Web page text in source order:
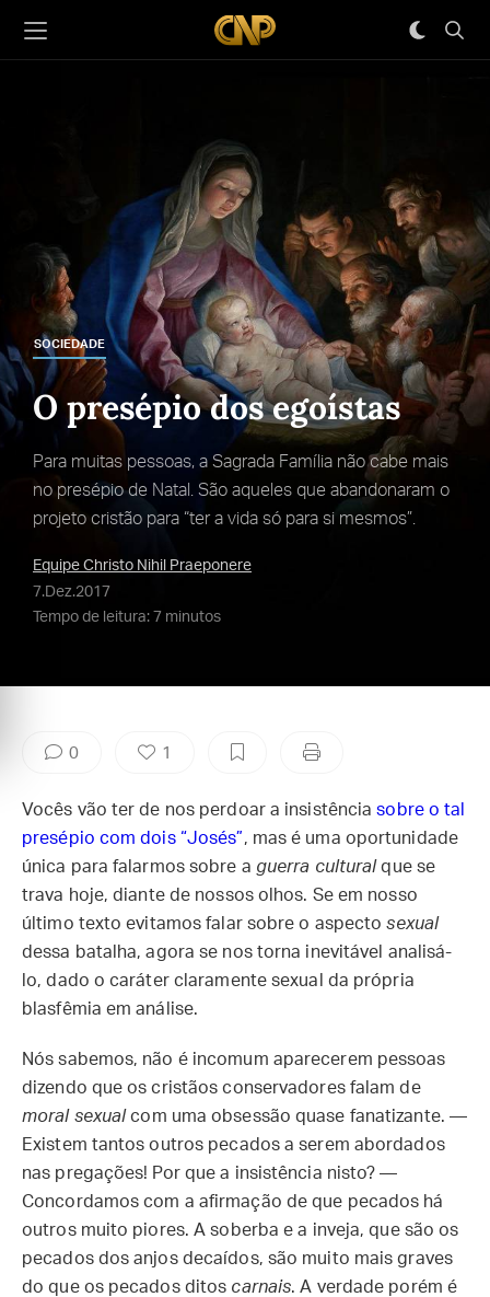
SOCIEDADE
O presépio dos egoístas
Para muitas pessoas, a Sagrada Família não cabe mais
no presépio de Natal. São aqueles que abandonaram o
projeto cristão para “ter a vida só para si mesmos”.
Equipe Christo Nihil Praeponere
7.Dez.2017
Tempo de leitura: 7 minutos
0 1
Vocês vão ter de nos perdoar a insistênciasobre o tal
presépio com dois “Josés”, mas é uma oportunidade
única para falarmos sobre a guerra cultural que se
trava hoje, diante de nossos olhos. Se em nosso
último texto evitamos falar sobre o aspectosexual
dessa batalha, agora se nos torna inevitável analisá-
lo, dado o caráter claramente sexual da própria
blasfêmia em análise.
Nós sabemos, não é incomum aparecerem pessoas
dizendo que os cristãos conservadores falam de
moral sexual com uma obsessão quase fanatizante. —
Existem tantos outros pecados a serem abordados
nas pregações! Por que a insistência nisto? —
Concordamos com a afirmação de que pecados há
outros muito piores. A soberba e a inveja, que são os
pecados dos anjos decaídos, são muito mais graves
do que os pecados ditos carnais. A verdade porém é